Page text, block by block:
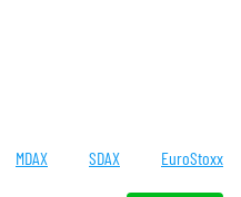
MDAX SDAX EuroStoxx